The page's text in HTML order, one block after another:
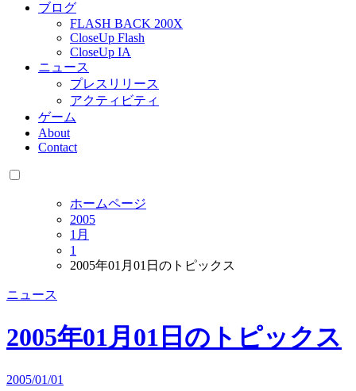
ブログ
FLASH BACK 200X
CloseUp Flash
CloseUp IA
ニュース
プレスリリース
アクティビティ
ゲーム
About
Contact
ホームページ
2005
1月
1
2005年01月01日のトピックス
ニュース
2005年01月01日のトピックス
2005/01/01